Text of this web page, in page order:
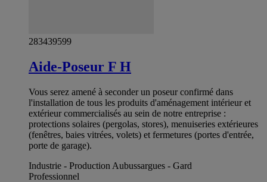
283439599
Aide-Poseur F H
Vous serez amené à seconder un poseur confirmé dans
l'installation de tous les produits d'aménagement intérieur et
extérieur commercialisés au sein de notre entreprise :
protections solaires (pergolas, stores), menuiseries extérieures
(fenêtres, baies vitrées, volets) et fermetures (portes d'entrée,
porte de garage).
Industrie - Production Aubussargues - Gard
Professionnel